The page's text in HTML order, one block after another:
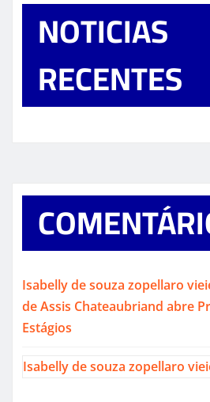
NOTICIAS
RECENTES
Isabelly de souza zopellaro
de Assis Chateaubriand abre
Estágios
Isabelly de souza zopellaro